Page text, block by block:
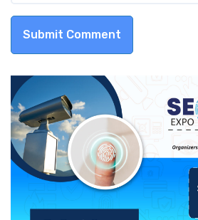
Submit Comment